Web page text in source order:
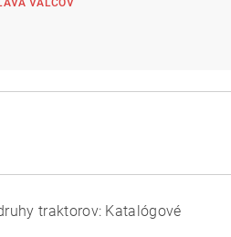
traktorov: Katalógové